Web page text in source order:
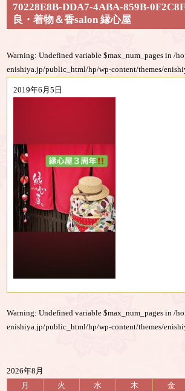
70228E8B-DDA7-4ABA-859B-
良・着物＆香salon 縁心屋
Warning: Undefined variable $max_num_pages in/
enishiya.jp/public_html/hp/wp-content/themes/
2019年6月5日
Warning: Undefined variable $max_num_pages in/
enishiya.jp/public_html/hp/wp-content/themes/
2026年8月
月
火 水 木 金